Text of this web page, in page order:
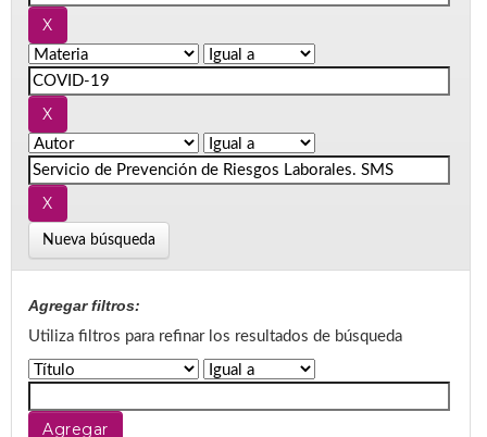
Nueva búsqueda
Agregar filtros:
Utiliza filtros para refinar los resultados de búsqueda